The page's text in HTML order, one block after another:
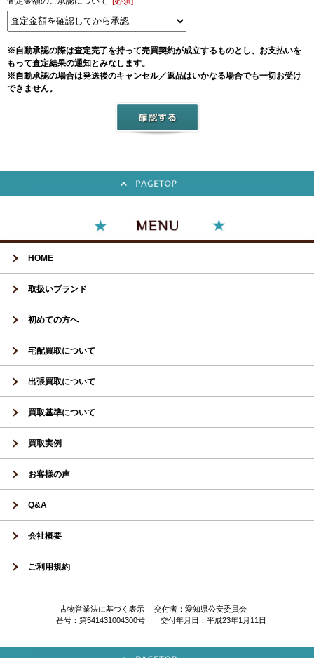
※自動承認の際は査定完了を持って売買契約が成立するものとし、お支払いを
もって査定結果の通知とみなします。
※自動承認の場合は発送後のキャンセル／返品はいかなる場合でも一切お受け
できません。
HOME
取扱いブランド
初めての方へ
宅配買取について
出張買取について
買取基準について
買取実例
お客様の声
Q&A
会社概要
ご利用規約
古物営業法に基づく表示 交付者：愛知県公安委員会
番号：第541431004300号 交付年月日：平成23年1月11日